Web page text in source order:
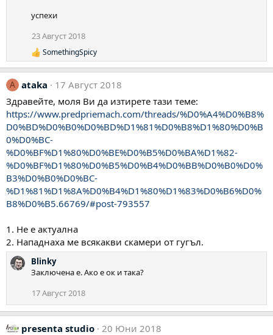
успехи
23 Август 2018
Р
е
а
к
и
и
:
SomethingSpicy
A ataka
17 Август 2018
Здравейте, моля Ви да изтирете тази теме:
https://www.predpriemach.com/threads/%D0%A4%D0%B8%
D0%BD%D0%B0%D0%BD%D1%81%D0%B8%D1%80%D0%B
0%D0%BC-
%D0%BF%D1%80%D0%BE%D0%B5%D0%BA%D1%82-
%D0%BF%D1%80%D0%B5%D0%B4%D0%BB%D0%B0%D0%
B3%D0%B0%D0%BC-
%D1%81%D1%8A%D0%B4%D1%80%D1%83%D0%B6%D0%
B8%D0%B5.66769/#post-793557
1. Не е актуална
2. Нападнаха ме всякакви скамери от гугъл.
Blinky
Заключена е. Ако е ок и така?
17 Август 2018
presenta studio
20 Юни 2018